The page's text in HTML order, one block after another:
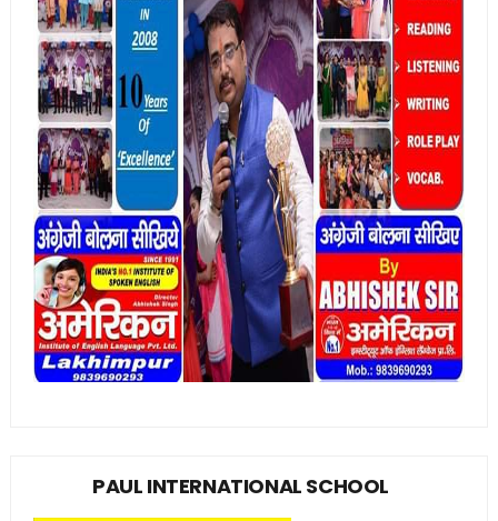
PAUL INTERNATIONAL SCHOOL